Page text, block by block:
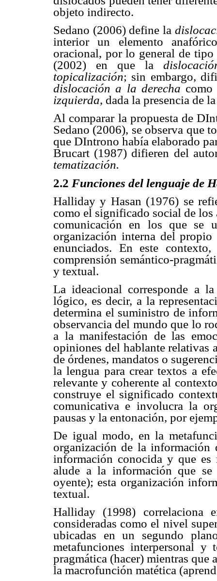
objeto indirecto.
Sedano (2006) define la
interior un elemento
oracional, por lo general de
(2002) en que la
topicalización; sin embargo,
dislocación a la derecha
izquierda, dada la presencia de
Al comparar la propuesta de
Sedano (2006), se observa que
que DIntrono había elaborado
Brucart (1987) difieren del
tematización.
2.2 Funciones del lenguaje de
Halliday y Hasan (1976) se
como el significado social de los
comunicación en los que se
organización interna del
enunciados. En este
comprensión semántico-
y textual.
La ideacional corresponde a
lógico, es decir, a la
determina el suministro de
observancia del mundo que lo
a la manifestación de las
opiniones del hablante relativas
de órdenes, mandatos o
la lengua para crear textos a
relevante y coherente al
construye el significado
comunicativa e involucra la
pausas y la entonación, por
De igual modo, en la
organización de la información
información conocida y que
alude a la información que se
oyente); esta organización
textual.
Halliday (1998) correlaciona
consideradas como el nivel
ubicadas en un segundo
metafunciones interpersonal y
pragmática (hacer) mientras
la macrofunción matética